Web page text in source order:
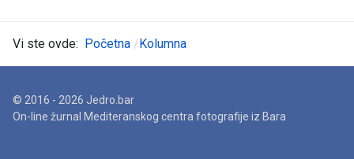
Vi ste ovde: Početna Kolumna
© 2016 - 2026 Jedro.bar
On-line žurnal Mediteranskog centra fotografije iz Bara